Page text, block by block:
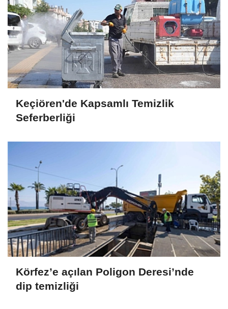
Keçiören'de Kapsamlı Temizlik
Seferberliği
Körfez’e açılan Poligon Deresi’nde
dip temizliği